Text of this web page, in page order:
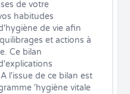
de votre
habitudes
de vie afin
et actions à
Ce bilan
l'issue de ce bilan est
'hygiène vitale